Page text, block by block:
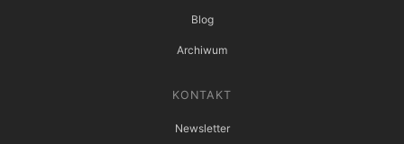
Blog
Archiwum
KONTAKT
Newsletter